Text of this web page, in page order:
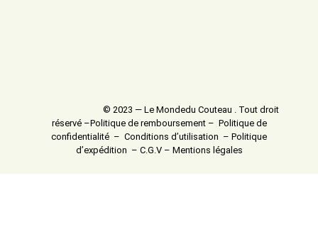
© 2023 — Le Mondedu Couteau . Tout droit
réservé –Politique de remboursement – Politique de
confidentialité – Conditions d’utilisation – Politique
d’expédition – C.G.V– Mentions légales